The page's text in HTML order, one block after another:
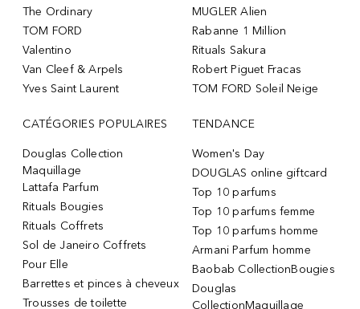
The Ordinary
TOM FORD
Valentino
Van Cleef & Arpels
Yves Saint Laurent
MUGLER Alien
Rabanne 1 Million
Rituals Sakura
Robert Piguet Fracas
TOM FORD Soleil Neige
CATÉGORIES POPULAIRES
Douglas Collection
Maquillage
Lattafa Parfum
Rituals Bougies
Rituals Coffrets
Sol de Janeiro Coffrets
Pour Elle
Barrettes et pinces à cheveux
Trousses de toilette
TENDANCE
Women's Day
DOUGLAS online giftcard
Top 10 parfums
Top 10 parfums femme
Top 10 parfums homme
Armani Parfum homme
Baobab CollectionBougies
Douglas
CollectionMaquillage